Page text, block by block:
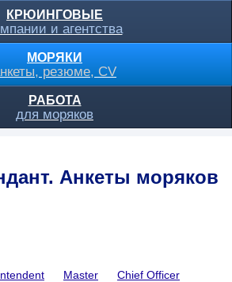
КРЮИНГОВЫЕ
и агентства
МОРЯКИ
резюме, CV
РАБОТА
для моряков
Анкеты моряков
Master
Chief Officer